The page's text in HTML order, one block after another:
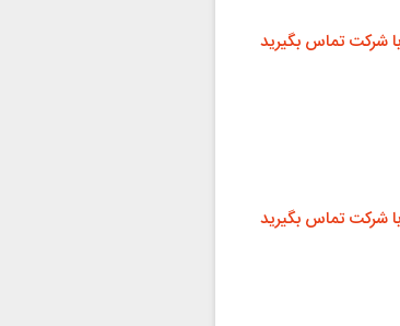
شرکت تماس بگیرید
شرکت تماس بگیرید